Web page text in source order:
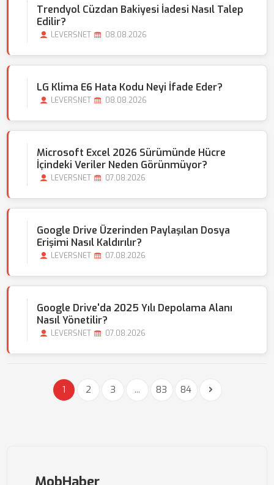
Trendyol Cüzdan Bakiyesi İadesi Nasıl Talep
Edilir?
LEVERSNET 08.08.2026
LG Klima E6 Hata Kodu Neyi İfade Eder?
LEVERSNET 08.08.2026
Microsoft Excel 2026 Sürümünde Hücre
İçindeki Veriler Neden Görünmüyor?
LEVERSNET 07.08.2026
Google Drive Üzerinden Paylaşılan Dosya
Erişimi Nasıl Kaldırılır?
LEVERSNET 07.08.2026
Google Drive'da 2025 Yılı Depolama Alanı
Nasıl Yönetilir?
LEVERSNET 07.08.2026
1 2 3 ... 83 84